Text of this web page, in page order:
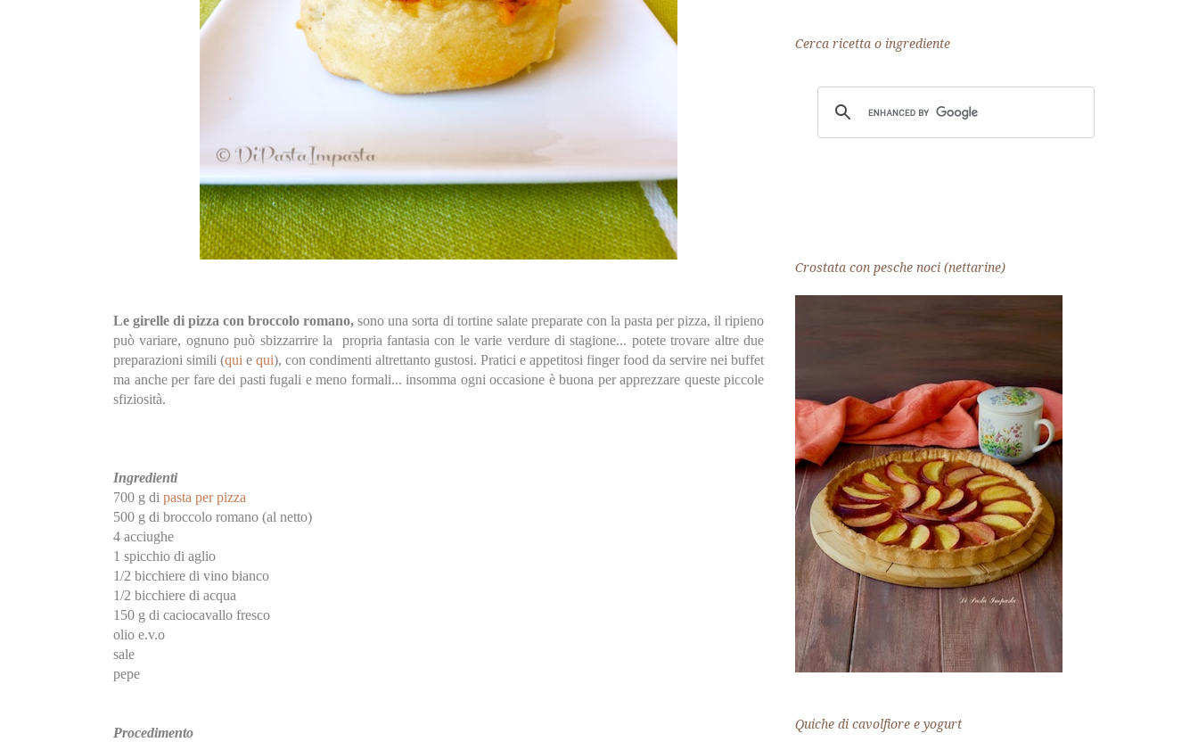
Le girelle di pizza con broccolo romano, sono una sorta di tortine salate preparate con la pasta per pizza, il ripieno
può variare, ognuno può sbizzarrire la propria fantasia con le varie verdure di stagione... potete trovare altre due
preparazioni simili (qui e qui), con condimenti altrettanto gustosi. Pratici e appetitosi finger food da servire nei buffet
ma anche per fare dei pasti fugali e meno formali... insomma ogni occasione è buona per apprezzare queste piccole
sfiziosità.
Ingredienti
700 g di pasta per pizza
500 g di broccolo romano (al netto)
4 acciughe
1 spicchio di aglio
1/2 bicchiere di vino bianco
1/2 bicchiere di acqua
150 g di caciocavallo fresco
olio e.v.o
sale
pepe
Procedimento
Cerca ricetta o ingrediente
Crostata con pesche noci (nettarine)
Quiche di cavolfiore e yogurt